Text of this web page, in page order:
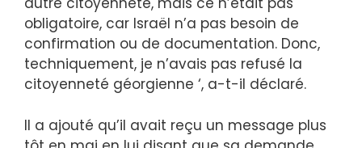
obligatoire, car Israël n’a pas besoin de
confirmation ou de documentation. Donc,
techniquement, je n’avais pas refusé la
citoyenneté géorgienne ‘, a-t-il déclaré.
Il a ajouté qu’il avait reçu un message plus